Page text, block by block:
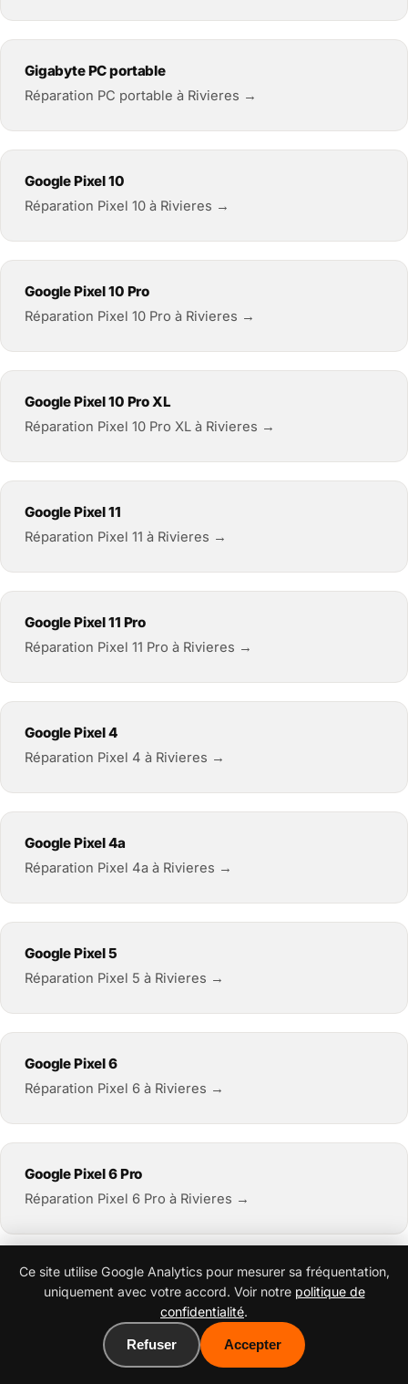
Gigabyte PC portable
Réparation PC portable à Rivieres →
Google Pixel 10
Réparation Pixel 10 à Rivieres →
Google Pixel 10 Pro
Réparation Pixel 10 Pro à Rivieres →
Google Pixel 10 Pro XL
Réparation Pixel 10 Pro XL à Rivieres →
Google Pixel 11
Réparation Pixel 11 à Rivieres →
Google Pixel 11 Pro
Réparation Pixel 11 Pro à Rivieres →
Google Pixel 4
Réparation Pixel 4 à Rivieres →
Google Pixel 4a
Réparation Pixel 4a à Rivieres →
Google Pixel 5
Réparation Pixel 5 à Rivieres →
Google Pixel 6
Réparation Pixel 6 à Rivieres →
Google Pixel 6 Pro
Réparation Pixel 6 Pro à Rivieres →
Google Pixel 6a
Réparation Pixel 6a à Rivieres →
Ce site utilise Google Analytics pour mesurer sa fréquentation,
uniquement avec votre accord. Voir notre politique de
confidentialité.
Refuser Accepter